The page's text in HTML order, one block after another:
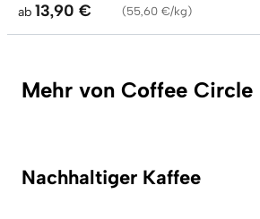
ab 13,90 € (55,60 €/kg)
Mehr von Coffee Circle
Nachhaltiger Kaffee